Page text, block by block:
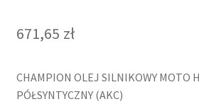
671,65 zł
CHAMPION OLEJ SILNIKOWY MOTO
PÓŁSYNTYCZNY (AKC)